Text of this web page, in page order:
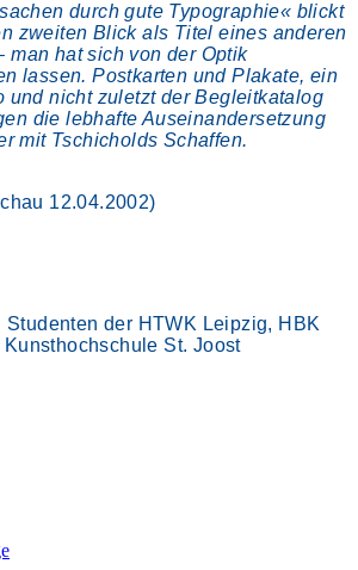
durch gute Typographie« blickt
zweiten Blick als Titel eines anderen
man hat sich von der Optik
lassen. Postkarten und Plakate, ein
und nicht zuletzt der Begleitkatalog
die lebhafte Auseinandersetzung
mit Tschicholds Schaffen.
12.04.2002)
Studenten der HTWK Leipzig, HBK
St. Joost